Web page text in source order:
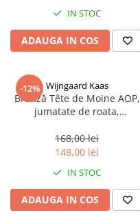
IN STOC
ADAUGA IN COS
-12% Wijngaard Kaas
Brânză Tête de Moine AOP,
jumatate de roata,
168,00 lei
148,00 lei
IN STOC
ADAUGA IN COS